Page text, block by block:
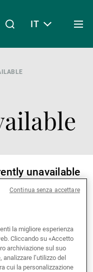
Spotify
IT
unavailable
it will be up
la migliore esperienza
Cliccando su «Accetto
archiviazione sul suo
l’utilizzo del
cui la personalizzazione
Continua senza accettare